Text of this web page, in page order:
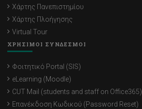
Χάρτης Πανεπιστημίου
Χάρτης Πλοήγησης
Virtual Tour
ΧΡΗΣΙΜΟΙ ΣΥΝΔΕΣΜΟΙ
Φοιτητικό Portal (SIS)
eLearning (Moodle)
CUT Mail (students and staff on Office365)
Επανέκδοση Κωδικού (Password Reset)